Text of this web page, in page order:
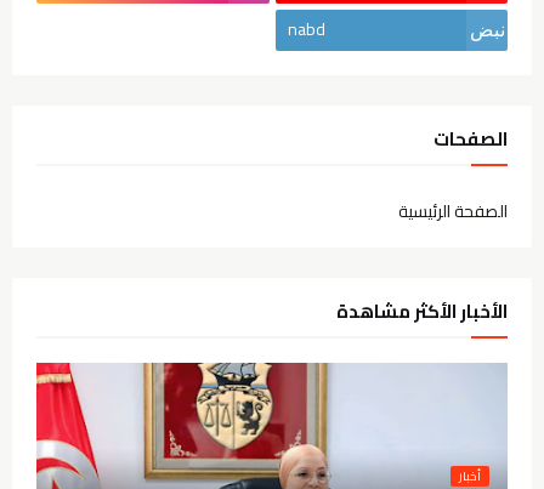
nabd
الصفحات
الصفحة الرئيسية
الأخبار الأكثر مشاهدة
أخبار